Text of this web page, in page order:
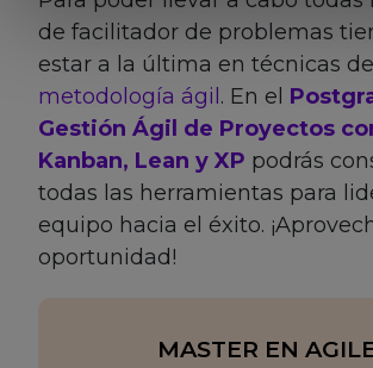
de facilitador de problemas
estar a la última en técnicas de
metodología ágil . En el
Gestión Ágil de Proyectos
Kanban, Lean y XP podrás
todas las herramientas para
equipo hacia el éxito.
oportunidad!
MASTER EN